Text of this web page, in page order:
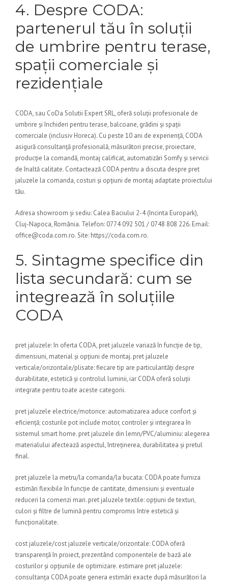
4. Despre CODA:
partenerul tău în soluții
de umbrire pentru terase,
spații comerciale și
rezidențiale
CODA, sau CoDa Solutii Expert SRL, oferă soluții profesionale de
umbrire și închideri pentru terase, balcoane, grădini și spații
comerciale (inclusiv Horeca). Cu peste 10 ani de experiență, CODA
asigură consultanță profesională, măsurători precise, proiectare,
producție la comandă, montaj calificat, automatizări Somfy și servicii
de înaltă calitate. Contactează CODA pentru a discuta despre pret
jaluzele la comanda, costuri și opțiuni de montaj adaptate proiectului
tău.
Adresa showroom și sediu: Calea Baciului 2-4 (Incinta Europark),
Cluj-Napoca, România. Telefon: 0774 092 501 / 0748 808 226. Email:
office@coda.com.ro. Site: https://coda.com.ro.
5. Sintagme specifice din
lista secundară: cum se
integrează în soluțiile
CODA
pret jaluzele: în oferta CODA, pret jaluzele variază în funcție de tip,
dimensiuni, material și opțiuni de montaj. pret jaluzele
verticale/orizontale/plisate: fiecare tip are particularități despre
durabilitate, estetică și controlul luminii, iar CODA oferă soluții
integrate pentru toate aceste categorii.
pret jaluzele electrice/motorice: automatizarea aduce confort și
eficiență; costurile pot include motor, controler și integrarea în
sistemul smart home. pret jaluzele din lemn/PVC/aluminiu: alegerea
materialului afectează aspectul, întreținerea, durabilitatea și pretul
final.
pret jaluzele la metru/la comanda/la bucata: CODA poate furniza
estimări flexibile în funcție de cantitate, dimensiuni și eventuale
reduceri la comenzi mari. pret jaluzele textile: opțiuni de texturi,
culori și filtre de lumină pentru compromis între estetică și
funcționalitate.
cost jaluzele/cost jaluzele verticale/orizontale: CODA oferă
transparență în proiect, prezentând componentele de bază ale
costurilor și opțiunile de optimizare. estimare pret jaluzele:
consultanța CODA poate genera estimări exacte după măsurători la